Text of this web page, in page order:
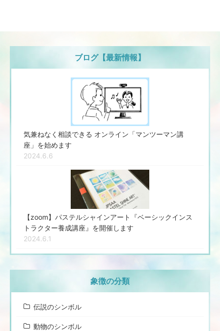
ブログ【最新情報】
気兼ねなく相談できる オンライン「マンツーマン講
座」を始めます
2024.6.6
【zoom】パステルシャインアート『ベーシックインス
トラクター養成講座』を開催します
2024.6.1
象徴の分類
伝説のシンボル
動物のシンボル